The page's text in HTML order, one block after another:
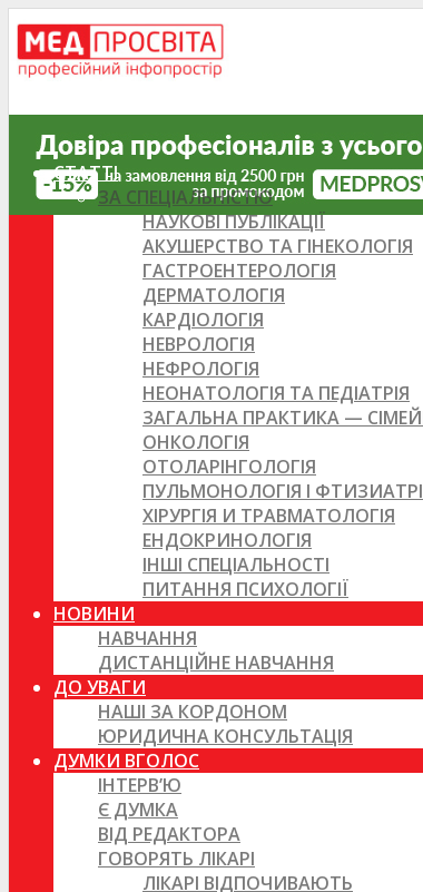
СТАТТІ
ЗА СПЕЦІАЛЬНІСТЮ
НАУКОВІ ПУБЛІКАЦІЇ
АКУШЕРСТВО ТА ГІНЕКОЛОГІЯ
ГАСТРОЕНТЕРОЛОГІЯ
ДЕРМАТОЛОГІЯ
КАРДІОЛОГІЯ
НЕВРОЛОГІЯ
НЕФРОЛОГІЯ
НЕОНАТОЛОГІЯ ТА ПЕДІАТРІЯ
ЗАГАЛЬНА ПРАКТИКА —
ОНКОЛОГІЯ
ОТОЛАРІНГОЛОГІЯ
ПУЛЬМОНОЛОГІЯ І
ХІРУРГІЯ И ТРАВМАТОЛОГІЯ
ЕНДОКРИНОЛОГІЯ
ІНШІ СПЕЦІАЛЬНОСТІ
ПИТАННЯ ПСИХОЛОГІЇ
НОВИНИ
НАВЧАННЯ
ДИСТАНЦІЙНЕ НАВЧАННЯ
ДО УВАГИ
НАШІ ЗА КОРДОНОМ
ЮРИДИЧНА КОНСУЛЬТАЦІЯ
ДУМКИ ВГОЛОС
ІНТЕРВ’Ю
Є ДУМКА
ВІД РЕДАКТОРА
ГОВОРЯТЬ ЛІКАРІ
ЛІКАРІ ВІДПОЧИВАЮТЬ